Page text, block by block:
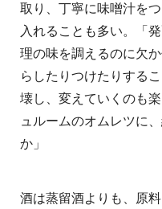
取り、丁寧に味噌汁を
入れることも多い。「
理の味を調えるのに欠
らしたりつけたりする
壊し、変えていくのも
ュルームのオムレツに
か」
酒は蒸留酒よりも、原